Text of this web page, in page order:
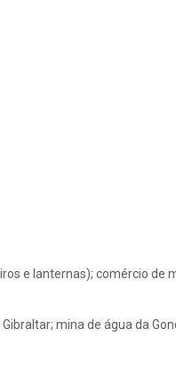
e lanternas); comércio de
mina de água da